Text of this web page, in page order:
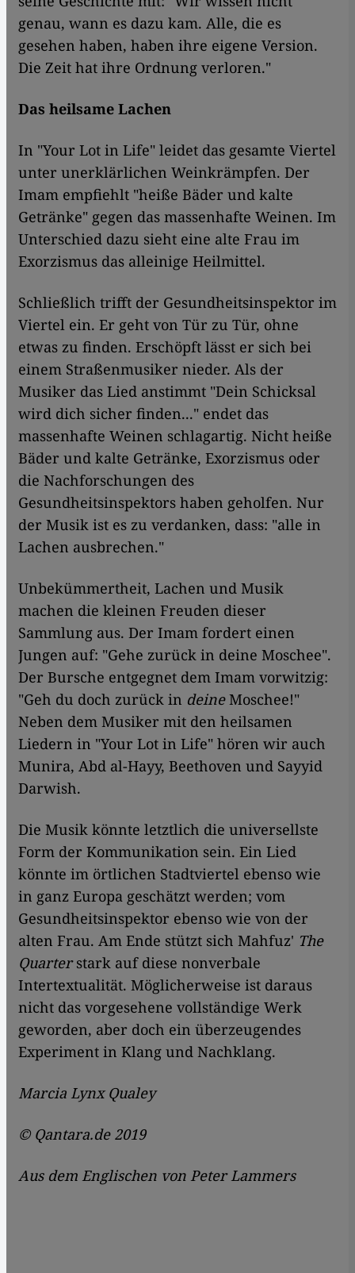
genau, wann es dazu kam. Alle, die es
gesehen haben, haben ihre eigene Version.
Die Zeit hat ihre Ordnung verloren."
Das heilsame Lachen
In "Your Lot in Life" leidet das gesamte Viertel
unter unerklärlichen Weinkrämpfen. Der
Imam empfiehlt "heiße Bäder und kalte
Getränke" gegen das massenhafte Weinen. Im
Unterschied dazu sieht eine alte Frau im
Exorzismus das alleinige Heilmittel.
Schließlich trifft der Gesundheitsinspektor im
Viertel ein. Er geht von Tür zu Tür, ohne
etwas zu finden. Erschöpft lässt er sich bei
einem Straßenmusiker nieder. Als der
Musiker das Lied anstimmt "Dein Schicksal
wird dich sicher finden..." endet das
massenhafte Weinen schlagartig. Nicht heiße
Bäder und kalte Getränke, Exorzismus oder
die Nachforschungen des
Gesundheitsinspektors haben geholfen. Nur
der Musik ist es zu verdanken, dass: "alle in
Lachen ausbrechen."
Unbekümmertheit, Lachen und Musik
machen die kleinen Freuden dieser
Sammlung aus. Der Imam fordert einen
Jungen auf: "Gehe zurück in deine Moschee".
Der Bursche entgegnet dem Imam vorwitzig:
"Geh du doch zurück in deineMoschee!"
Neben dem Musiker mit den heilsamen
Liedern in "Your Lot in Life" hören wir auch
Munira, Abd al-Hayy, Beethoven und Sayyid
Darwish.
Die Musik könnte letztlich die universellste
Form der Kommunikation sein. Ein Lied
könnte im örtlichen Stadtviertel ebenso wie
in ganz Europa geschätzt werden; vom
Gesundheitsinspektor ebenso wie von der
alten Frau. Am Ende stützt sich Mahfuz' The
Quarterstark auf diese nonverbale
Intertextualität. Möglicherweise ist daraus
nicht das vorgesehene vollständige Werk
geworden, aber doch ein überzeugendes
Experiment in Klang und Nachklang.
Marcia Lynx Qualey
© Qantara.de 2019
Aus dem Englischen von Peter Lammers